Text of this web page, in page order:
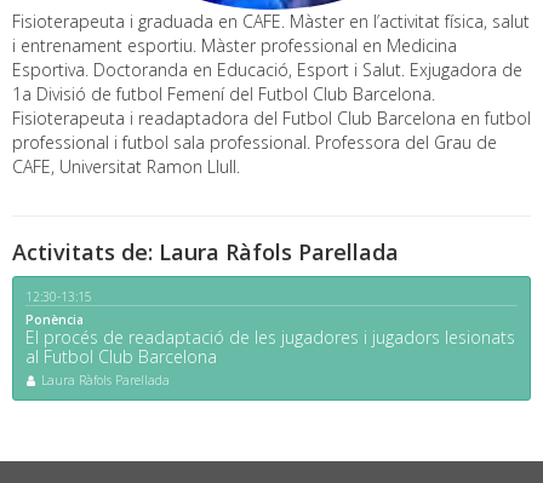
Fisioterapeuta i graduada en CAFE. Màster en l’activitat física, salut
i entrenament esportiu. Màster professional en Medicina
Esportiva. Doctoranda en Educació, Esport i Salut. Exjugadora de
1a Divisió de futbol Femení del Futbol Club Barcelona.
Fisioterapeuta i readaptadora del Futbol Club Barcelona en futbol
professional i futbol sala professional. Professora del Grau de
CAFE, Universitat Ramon Llull.
Activitats de: Laura Ràfols Parellada
12:30-13:15
Ponència
El procés de readaptació de les jugadores i jugadors lesionats
al Futbol Club Barcelona
Laura Ràfols Parellada